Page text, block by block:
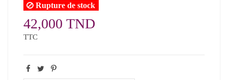
Rupture de stock
42,000 TND
TTC